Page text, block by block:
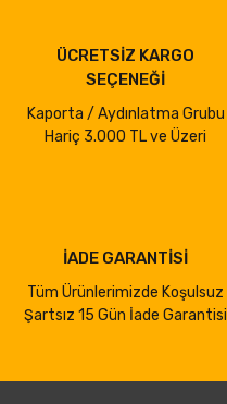
ÜCRETSİZ KARGO
SEÇENEĞİ
Kaporta / Aydınlatma Grubu
Hariç 3.000 TL ve Üzeri
İADE GARANTİSİ
Tüm Ürünlerimizde Koşulsuz
Şartsız 15 Gün İade Garantisi